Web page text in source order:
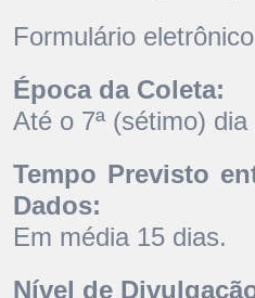
Formulário eletrônico
Época da Coleta:
Até o 7ª (sétimo)
Tempo Previsto
Dados:
Em média 15 dias.
Nível de